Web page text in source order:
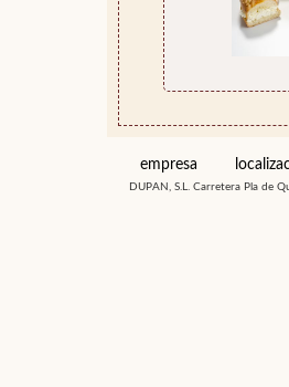
empresa
DUPAN, S.L. Carretera Pla de